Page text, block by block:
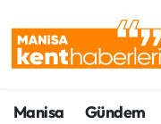
Manisa Gündem
Ahmetli Hava
Ahmetli Trafik